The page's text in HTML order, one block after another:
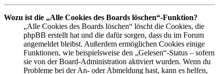
Wozu ist die „Alle Cookies des Boards löschen“-Funktion?
„Alle Cookies des Boards löschen“ löscht die Cookies, die
phpBB erstellt hat und die dafür sorgen, dass du im Forum
angemeldet bleibst. Außerdem ermöglichen Cookies einige
Funktionen, wie beispielsweise den „Gelesen“-Status – sofern
sie von der Board-Administration aktiviert wurden. Wenn du
Probleme bei der An- oder Abmeldung hast, kann es helfen,